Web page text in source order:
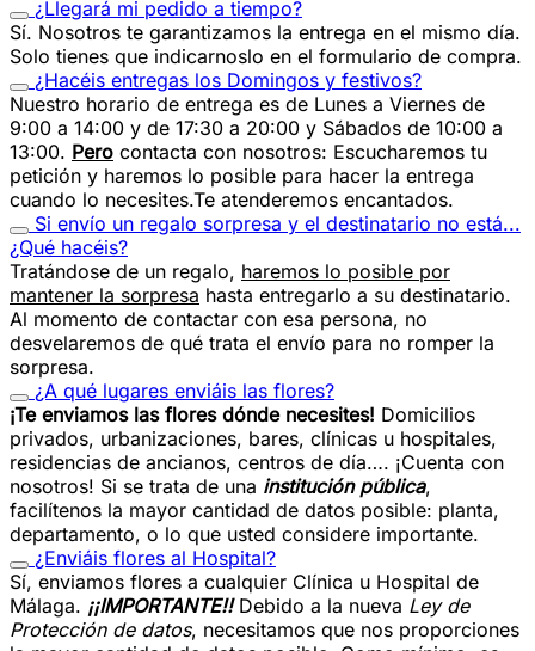
¿Llegará mi pedido a tiempo?
Sí. Nosotros te garantizamos la entrega en el mismo día.
Solo tienes que indicarnoslo en el formulario de compra.
¿Hacéis entregas los Domingos y festivos?
Nuestro horario de entrega es de Lunes a Viernes de
9:00 a 14:00 y de 17:30 a 20:00 y Sábados de 10:00 a
13:00. Pero contacta con nosotros: Escucharemos tu
petición y haremos lo posible para hacer la entrega
cuando lo necesites.Te atenderemos encantados.
Si envío un regalo sorpresa y el destinatario no está...
¿Qué hacéis?
Tratándose de un regalo, haremos lo posible por
mantener la sorpresa hasta entregarlo a su destinatario.
Al momento de contactar con esa persona, no
desvelaremos de qué trata el envío para no romper la
sorpresa.
¿A qué lugares enviáis las flores?
¡Te enviamos las flores dónde necesites! Domicilios
privados, urbanizaciones, bares, clínicas u hospitales,
residencias de ancianos, centros de día…. ¡Cuenta con
nosotros! Si se trata de una institución pública,
facilítenos la mayor cantidad de datos posible: planta,
departamento, o lo que usted considere importante.
¿Enviáis flores al Hospital?
Sí, enviamos flores a cualquier Clínica u Hospital de
Málaga. ¡¡IMPORTANTE!! Debido a la nueva Ley de
Protección de datos, necesitamos que nos proporciones